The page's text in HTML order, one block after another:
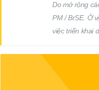
Do mở rộng
PM / BrSE. Ở
việc triển khai
tiến độ dự án
(Deadline)